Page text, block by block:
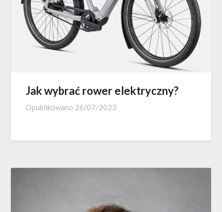
Jak wybrać rower elektryczny?
Opublikowano 26/07/2023